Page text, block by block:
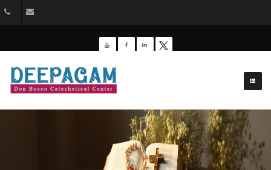
+91 9385201453